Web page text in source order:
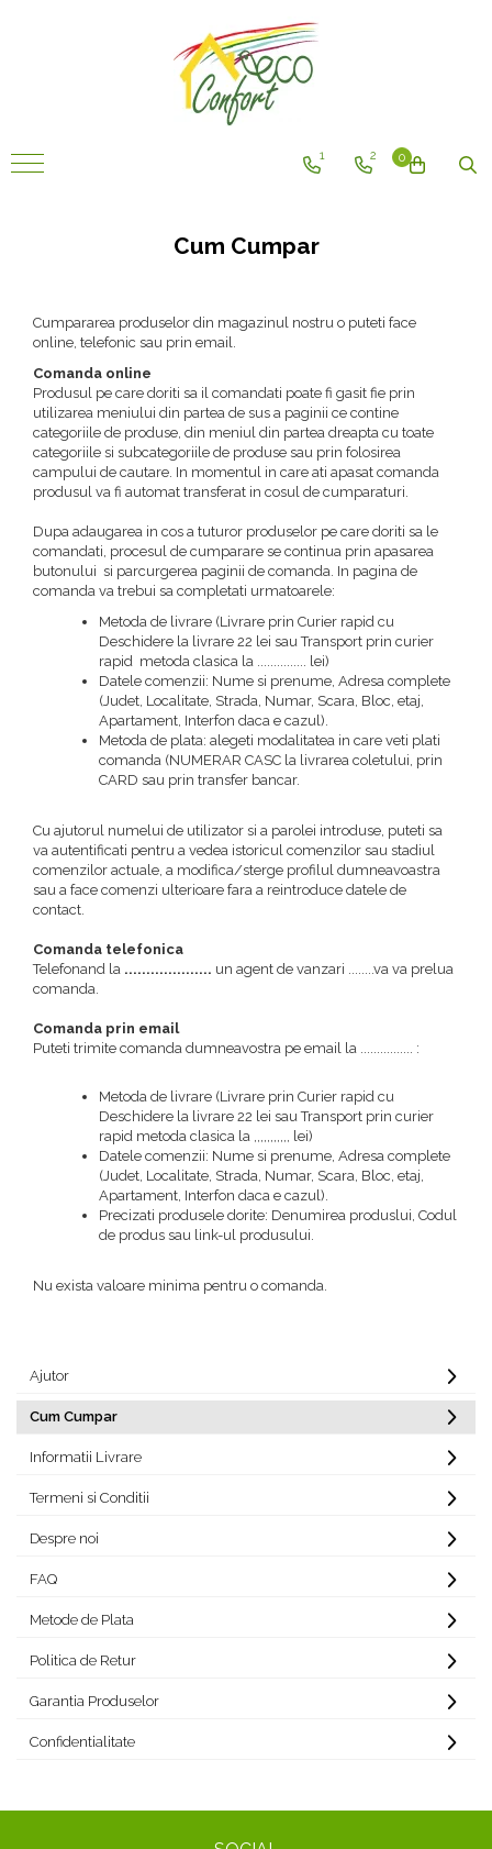
Produse pentru bucătărie
Produse pentru baie
Curatenie & Intretinere Exterior
Detergenti pentru lemn si mobila
Produse pentru sticlă
Tradiționale
Economizoare de apa pentru
Hârtie
Îngrijirea părului
Întreținere ECO fose septice și țevi
Activare și întreținere fose septice
Bioactivatori & Tratamente Fose
Septice
Tratamente WC rustic/mobil
Alte produse ecologice
Detergenti rufe & Intretinere
textile
1 2 0
Cum Cumpar
Cumpararea produselor din magazinul nostru o puteti face
online, telefonic sau prin email.
Comanda online
Produsul pe care doriti sa il comandati poate fi gasit fie prin
utilizarea meniului din partea de sus a paginii ce contine
categoriile de produse, din meniul din partea dreapta cu toate
categoriile si subcategoriile de produse sau prin folosirea
campului de cautare. In momentul in care ati apasat comanda
produsul va fi automat transferat in cosul de cumparaturi.
Dupa adaugarea in cos a tuturor produselor pe care doriti sa le
comandati, procesul de cumparare se continua prin apasarea
butonului si parcurgerea paginii de comanda. In pagina de
comanda va trebui sa completati urmatoarele:
Metoda de livrare (Livrare prin Curier rapid cu
Deschidere la livrare 22 lei sau Transport prin curier
rapid metoda clasica la ............... lei)
Datele comenzii: Nume si prenume, Adresa complete
(Judet, Localitate, Strada, Numar, Scara, Bloc, etaj,
Apartament, Interfon daca e cazul).
Metoda de plata: alegeti modalitatea in care veti plati
comanda (NUMERAR CASC la livrarea coletului, prin
CARD sau prin transfer bancar.
Cu ajutorul numelui de utilizator si a parolei introduse, puteti sa
va autentificati pentru a vedea istoricul comenzilor sau stadiul
comenzilor actuale, a modifica/sterge profilul dumneavoastra
sau a face comenzi ulterioare fara a reintroduce datele de
contact.
Comanda telefonica
Telefonand la .................... un agent de vanzari ........va va prelua
comanda.
Comanda prin email
Puteti trimite comanda dumneavostra pe email la ................ :
Metoda de livrare (Livrare prin Curier rapid cu
Deschidere la livrare 22 lei sau Transport prin curier
rapid metoda clasica la ,,,,,,,,,,, lei)
Datele comenzii: Nume si prenume, Adresa complete
(Judet, Localitate, Strada, Numar, Scara, Bloc, etaj,
Apartament, Interfon daca e cazul).
Precizati produsele dorite: Denumirea produslui, Codul
de produs sau link-ul produsului.
Nu exista valoare minima pentru o comanda.
Ajutor
Cum Cumpar
Informatii Livrare
Termeni si Conditii
Despre noi
FAQ
Metode de Plata
Politica de Retur
Garantia Produselor
Confidentialitate